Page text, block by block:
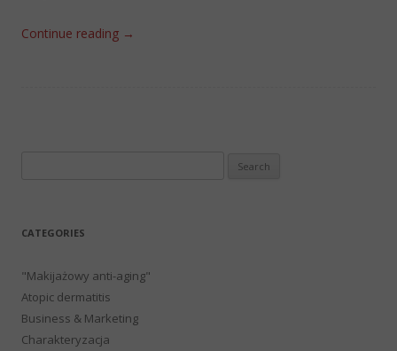
Continue reading →
CATEGORIES
"Makijażowy anti-aging"
Atopic dermatitis
Business & Marketing
Charakteryzacja